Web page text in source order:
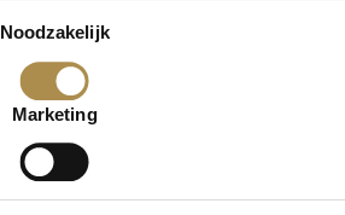
Noodzakelijk
Marketing